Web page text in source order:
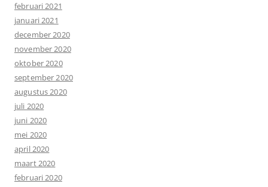
februari 2021
januari 2021
december 2020
november 2020
oktober 2020
september 2020
augustus 2020
juli 2020
juni 2020
mei 2020
april 2020
maart 2020
februari 2020